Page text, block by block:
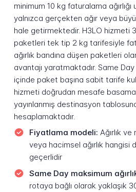
minimum 10 kg faturalama
yalnızca gerçekten ağır veya
hale getirmektedir. H3LO hizmeti
paketleri tek tip 2 kg tarifesiyle
ağırlık bandına düşen paketleri
avantajı yaratmaktadır. Same
içinde paket başına sabit tarife
hizmeti doğrudan mesafe
yayınlanmış destinasyon
hesaplamaktadır.
Fiyatlama modeli: Ağırlık
veya hacimsel ağırlık hangisi
geçerlidir
Same Day maksimum
rotaya bağlı olarak yaklaşık